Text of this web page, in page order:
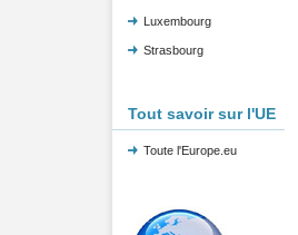
Luxembourg
Strasbourg
Tout savoir sur l'UE
Toute l'Europe.eu